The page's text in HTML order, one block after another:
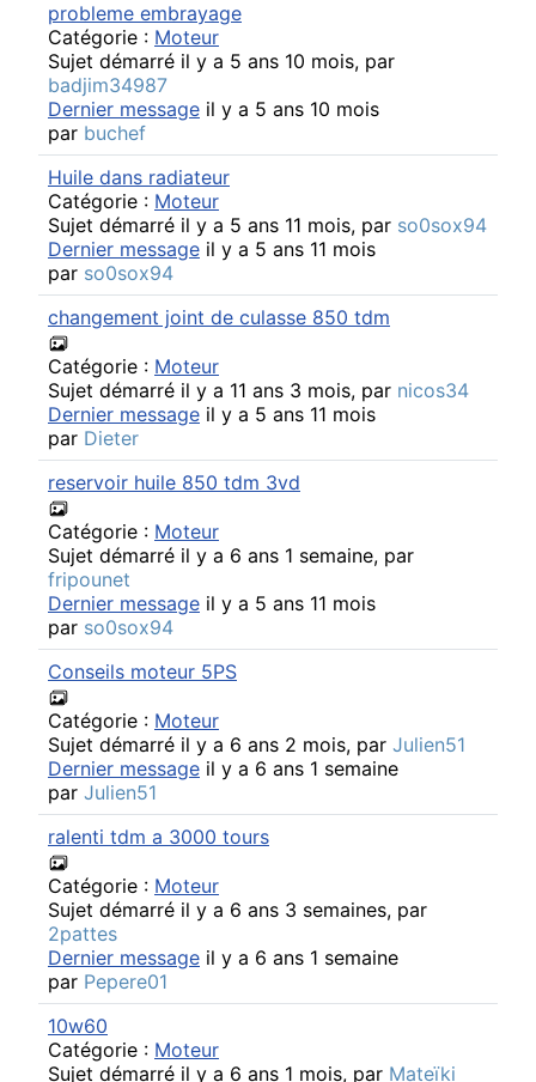
probleme embrayage
Catégorie : Moteur
Sujet démarré il y a 5 ans 10 mois, par
badjim34987
Dernier message il y a 5 ans 10 mois
par buchef
Huile dans radiateur
Catégorie : Moteur
Sujet démarré il y a 5 ans 11 mois, par so0sox94
Dernier message il y a 5 ans 11 mois
par so0sox94
changement joint de culasse 850 tdm
Catégorie : Moteur
Sujet démarré il y a 11 ans 3 mois, par nicos34
Dernier message il y a 5 ans 11 mois
par Dieter
reservoir huile 850 tdm 3vd
Catégorie : Moteur
Sujet démarré il y a 6 ans 1 semaine, par
fripounet
Dernier message il y a 5 ans 11 mois
par so0sox94
Conseils moteur 5PS
Catégorie : Moteur
Sujet démarré il y a 6 ans 2 mois, par Julien51
Dernier message il y a 6 ans 1 semaine
par Julien51
ralenti tdm a 3000 tours
Catégorie : Moteur
Sujet démarré il y a 6 ans 3 semaines, par
2pattes
Dernier message il y a 6 ans 1 semaine
par Pepere01
10w60
Catégorie : Moteur
Sujet démarré il y a 6 ans 1 mois, par Mateïki